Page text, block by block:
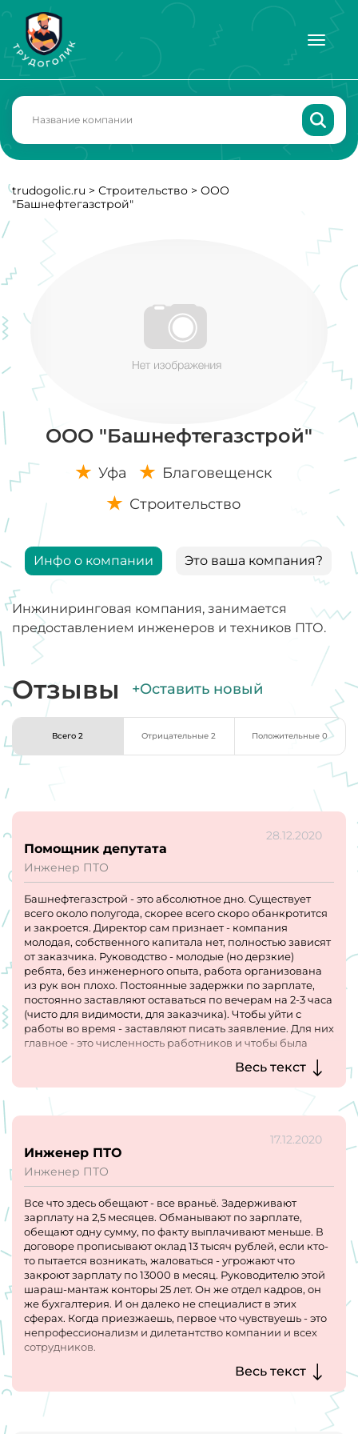
trudogolic.ru > Строительство > ООО
"Башнефтегазстрой"
ООО "Башнефтегазстрой"
Уфа
Благовещенск
Строительство
Инфо о компании Это ваша компания?
Инжиниринговая компания, занимается
предоставлением инженеров и техников ПТО.
Отзывы +Оставить новый
Всего 2 Отрицательные 2 Положительные 0
28.12.2020
Помощник депутата
Инженер ПТО
Башнефтегазстрой - это абсолютное дно. Существует
всего около полугода, скорее всего скоро обанкротится
и закроется. Директор сам признает - компания
молодая, собственного капитала нет, полностью зависят
от заказчика. Руководство - молодые (но дерзкие)
ребята, без инженерного опыта, работа организована
из рук вон плохо. Постоянные задержки по зарплате,
постоянно заставляют оставаться по вечерам на 2-3 часа
(чисто для видимости, для заказчика). Чтобы уйти с
работы во время - заставляют писать заявление. Для них
главное - это численность работников и чтобы была
видимость работы в глазах Яматы, потому что Газпром
ПРИСУТСТВУЮЩЕГО на рабочем месте инженера. Я
здесь ничему не научился, считаю этот опыт зря
потраченным временем.
Весь текст
17.12.2020
Инженер ПТО
Инженер ПТО
Все что здесь обещают - все враньё. Задерживают
зарплату на 2,5 месяцев. Обманывают по зарплате,
обещают одну сумму, по факту выплачивают меньше. В
договоре прописывают оклад 13 тысяч рублей, если кто-
то пытается возникать, жаловаться - угрожают что
закроют зарплату по 13000 в месяц. Руководителю этой
шараш-мантаж конторы 25 лет. Он же отдел кадров, он
же бухгалтерия. И он далеко не специалист в этих
сферах. Когда приезжаешь, первое что чувствуешь - это
непрофессионализм и дилетантство компании и всех
сотрудников.
Вообще отношение скотское к сотрудникам. Ни кому не
советую иметь с ними дело. Сто раз пожалел, что
связался.
Весь текст